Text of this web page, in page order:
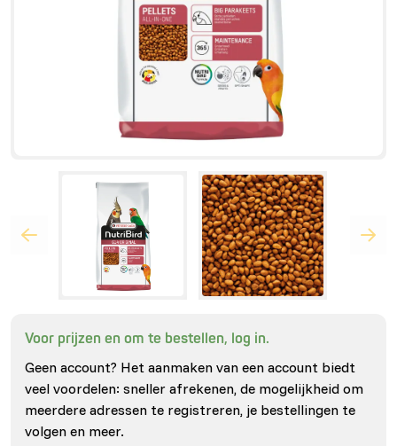
Voor prijzen en om te bestellen, log in.
Geen account? Het aanmaken van een account biedt
veel voordelen: sneller afrekenen, de mogelijkheid om
meerdere adressen te registreren, je bestellingen te
volgen en meer.